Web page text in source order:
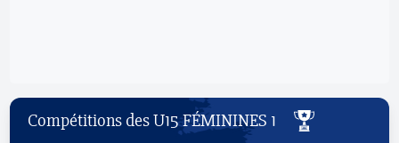
Compétitions des U15 FÉMININES 1